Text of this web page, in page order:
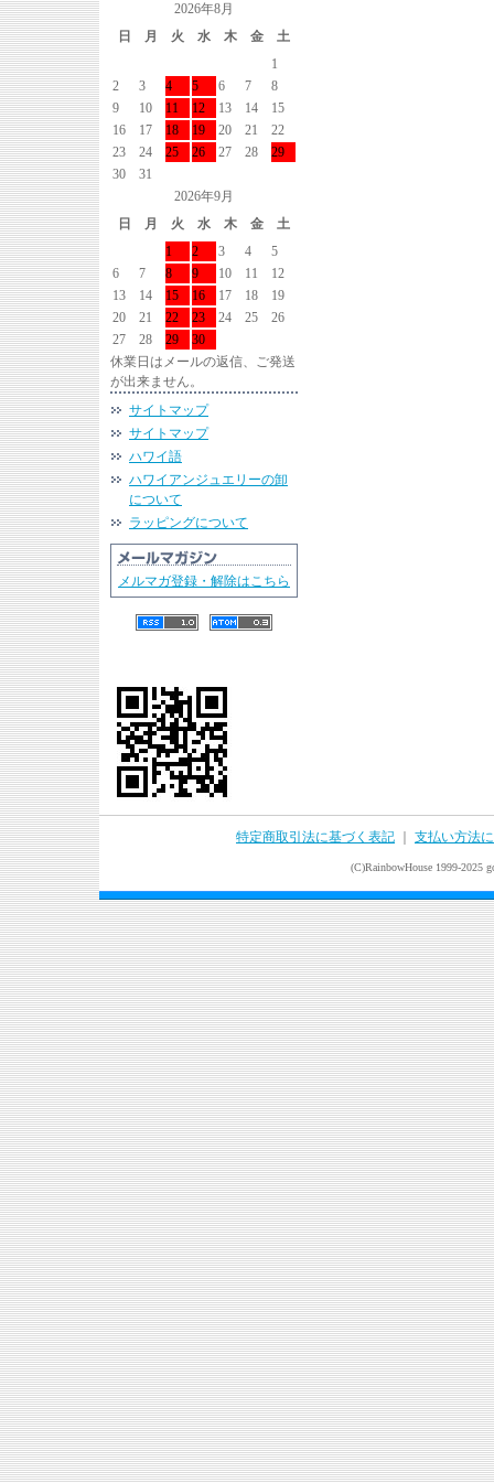
2026年8月
日
月 火 水 木 金
土
1
2
3 4 5 6 7
8
9
10 11 12 13 14
15
16
17 18 19 20 21
22
23
24 25 26 27 28
29
30
31
2026年9月
日
月 火 水 木 金
土
1
2 3 4
5
6
7 8 9 10 11
12
13
14 15 16 17 18
19
20
21 22 23 24 25
26
27
28 29
30
休業日はメールの返信、ご発送
が出来ません。
サイトマップ
サイトマップ
ハワイ語
ハワイアンジュエリーの卸
について
ラッピングについて
メルマガ登録・解除はこちら
特定商取引法に基づく表記 支払い方法
(C)RainbowHouse 1999-2025